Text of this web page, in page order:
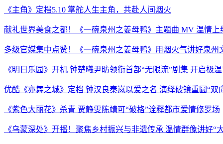
《主角》定档5.10 掌舵人生主角，共赴人间烟火
献礼世界美食之都！《一碗泉州之姜母鸭》主题曲 MV 温情上
多级官媒集中点赞！《一碗泉州之姜母鸭》用烟火气讲好泉州
《明日乐园》开机 钟楚曦尹昉领衔首部“无限流”剧集 开启极
优酷《亦舞之城》定档 钟汉良秦岚以爱之名 演绎破镜重圆“双
《紫色大丽花》杀青 贾静雯陈靖可“破格”诠释都市爱情修罗场
《乌蒙深处》开播！聚焦乡村振兴与非遗传承 温情群像讲好“